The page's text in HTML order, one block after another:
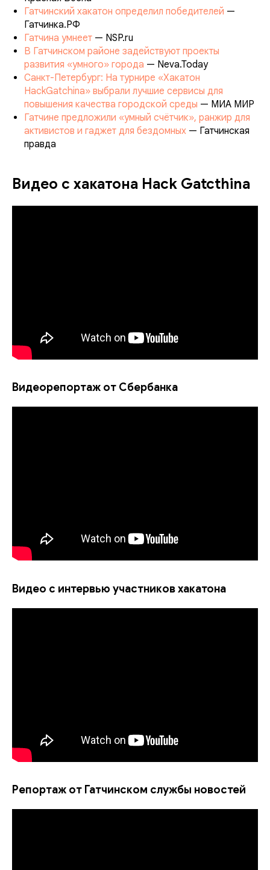
Гатчинский хакатон определил победителей —
Гатчинка.РФ
Гатчина умнеет — NSP.ru
В Гатчинском районе задействуют проекты
развития «умного» города — Neva.Today
Санкт-Петербург: На турнире «Хакатон
HackGatchina» выбрали лучшие сервисы для
повышения качества городской среды — МИА МИР
Гатчине предложили «умный счётчик», ранжир для
активистов и гаджет для бездомных — Гатчинская
правда
Видео c хакатона Hack Gatcthina
Видеорепортаж от Сбербанка
Видео с интервью участников хакатона
Репортаж от Гатчинском службы новостей